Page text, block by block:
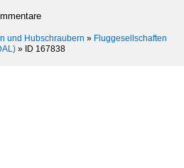
und Hubschraubern » Fluggesellschaften
» ID 167838